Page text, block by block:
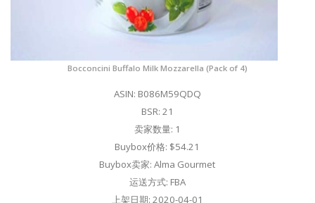
Bocconcini Buffalo Milk Mozzarella (Pack of 4)
ASIN: B086M59QDQ
BSR: 21
卖家数量: 1
Buybox价格: $54.21
Buybox卖家: Alma Gourmet
运送方式: FBA
上架日期: 2020-04-01